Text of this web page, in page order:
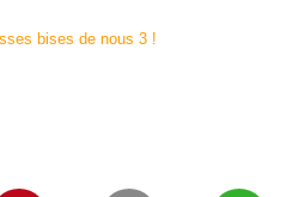
bises de nous 3 !